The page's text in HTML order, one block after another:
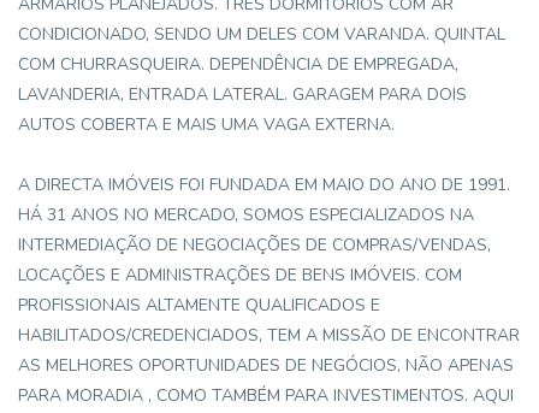
CONDICIONADO, SENDO UM DELES COM VARANDA. QUINTAL
COM CHURRASQUEIRA. DEPENDÊNCIA DE EMPREGADA,
LAVANDERIA, ENTRADA LATERAL. GARAGEM PARA DOIS
AUTOS COBERTA E MAIS UMA VAGA EXTERNA.
A DIRECTA IMÓVEIS FOI FUNDADA EM MAIO DO ANO DE 1991.
HÁ 31 ANOS NO MERCADO, SOMOS ESPECIALIZADOS NA
INTERMEDIAÇÃO DE NEGOCIAÇÕES DE COMPRAS/VENDAS,
LOCAÇÕES E ADMINISTRAÇÕES DE BENS IMÓVEIS. COM
PROFISSIONAIS ALTAMENTE QUALIFICADOS E
HABILITADOS/CREDENCIADOS, TEM A MISSÃO DE ENCONTRAR
AS MELHORES OPORTUNIDADES DE NEGÓCIOS, NÃO APENAS
PARA MORADIA , COMO TAMBÉM PARA INVESTIMENTOS. AQUI